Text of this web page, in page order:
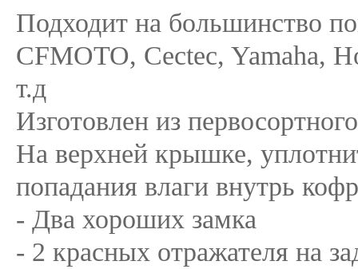
Подходит на большинство
CFMOTO, Cectec, Yamaha,
т.д
Изготовлен из
На верхней крышке,
попадания влаги внутрь
- Два хороших замка
- 2 красных отражателя на